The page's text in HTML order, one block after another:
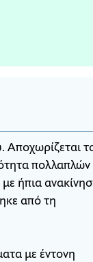
Αποχωρίζεται
πολλαπλών
ήπια
από τη
με έντονη